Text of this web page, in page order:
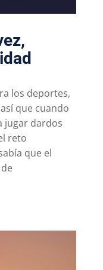
los deportes,
que cuando
jugar dardos
reto
que el